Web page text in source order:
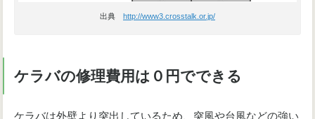
出典 http://www3.crosstalk.or.jp/
ケラバの修理費用は０円でできる
ケラバは外壁より突出しているため、突風や台風などの強い